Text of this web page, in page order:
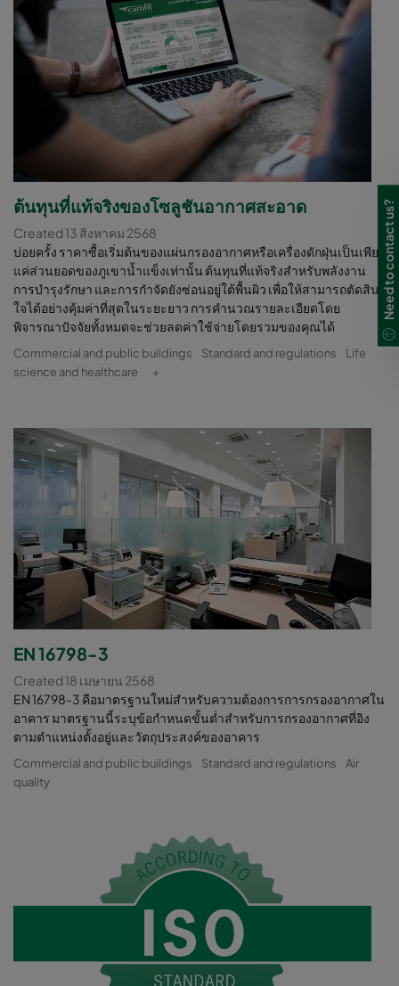
ต้นทุนที่แท้จริงของโซลูชันอากาศสะอาด
Created 13 สิงหาคม 2568
บ่อยครั้ง ราคาซื้อเริ่มต้นของแผ่นกรองอากาศหรือเครื่องดักฝุ่นเป็นเพียง
แค่ส่วนยอดของภูเขาน้ำแข็งเท่านั้น ต้นทุนที่แท้จริงสำหรับพลังงาน
การบำรุงรักษา และการกำจัดยังซ่อนอยู่ใต้พื้นผิว เพื่อให้สามารถตัดสิน
ใจได้อย่างคุ้มค่าที่สุดในระยะยาว การคำนวณรายละเอียดโดย
พิจารณาปัจจัยทั้งหมดจะช่วยลดค่าใช้จ่ายโดยรวมของคุณได้
Commercial and public buildings Standard and regulations
Life
science and healthcare
+
EN 16798-3
Created 18 เมษายน 2568
EN 16798-3 คือมาตรฐานใหม่สำหรับความต้องการการกรองอากาศใน
อาคาร มาตรฐานนี้ระบุข้อกำหนดขั้นต่ำสำหรับการกรองอากาศที่อิง
ตามตำแหน่งตั้งอยู่และวัตถุประสงค์ของอาคาร
Commercial and public buildings Standard and regulations
Air
quality
Need to contact us?